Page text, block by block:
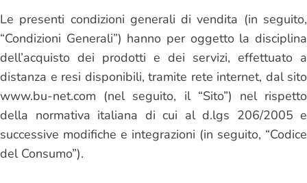
Le presenti condizioni generali di vendita (in seguito,
“Condizioni Generali”) hanno per oggetto la disciplina
dell’acquisto dei prodotti e dei servizi, effettuato a
distanza e resi disponibili, tramite rete internet, dal sito
www.bu-net.com (nel seguito, il “Sito”) nel rispetto
della normativa italiana di cui al d.lgs 206/2005 e
successive modifiche e integrazioni (in seguito, “Codice
del Consumo”).